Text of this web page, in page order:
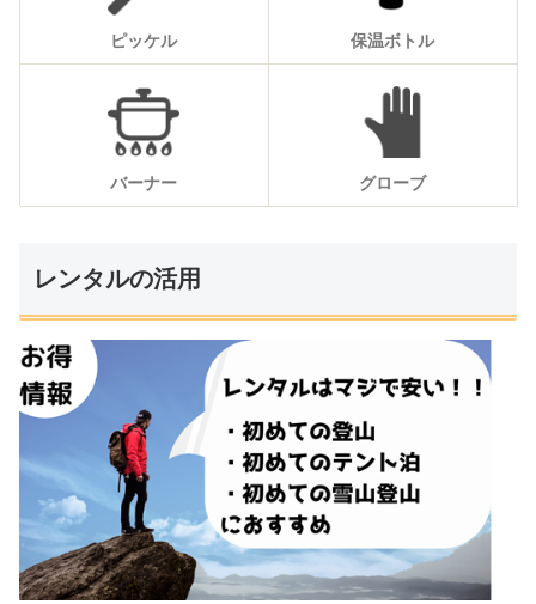
ピッケル 保温ボトル
バーナー グローブ
レンタルの活用